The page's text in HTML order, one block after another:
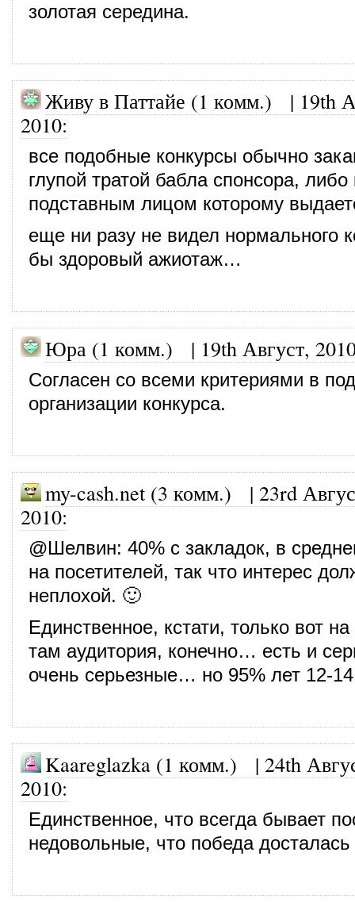
золотая середина.
Живу в Паттайе (1 комм.) | 19th
2010:
все подобные конкурсы обычно
глупой тратой бабла спонсора, либо
подставным лицом которому
еще ни разу не видел нормального
бы здоровый ажиотаж…
Юра (1 комм.) | 19th Август,
Согласен со всеми критериями в
организации конкурса.
my-cash.net (3 комм.) | 23rd
2010:
@Шелвин: 40% с закладок, в
на посетителей, так что интерес
неплохой. 🙂
Единственное, кстати, только вот
там аудитория, конечно… есть и
очень серьезные… но 95% лет 12-
Kaareglazka (1 комм.) | 24th
2010:
Единственное, что всегда бывает
недовольные, что победа